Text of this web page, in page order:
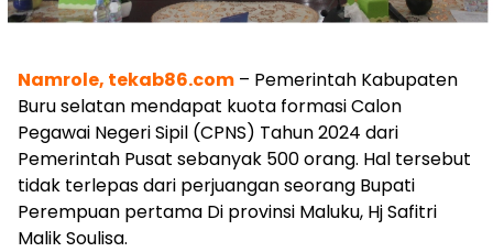
Namrole, tekab86.com – Pemerintah Kabupaten
Buru selatan mendapat kuota formasi Calon
Pegawai Negeri Sipil (CPNS) Tahun 2024 dari
Pemerintah Pusat sebanyak 500 orang. Hal tersebut
tidak terlepas dari perjuangan seorang Bupati
Perempuan pertama Di provinsi Maluku, Hj Safitri
Malik Soulisa.